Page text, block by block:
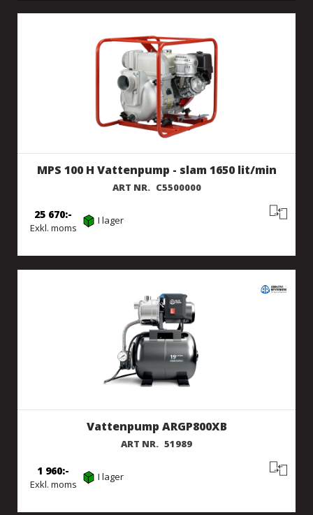
MPS 100 H Vattenpump - slam 1650 lit/min
ART NR. C5500000
Exkl. moms
25 670 I lager
Vattenpump ARGP800XB
ART NR. 51989
Exkl. moms
1 960 I lager